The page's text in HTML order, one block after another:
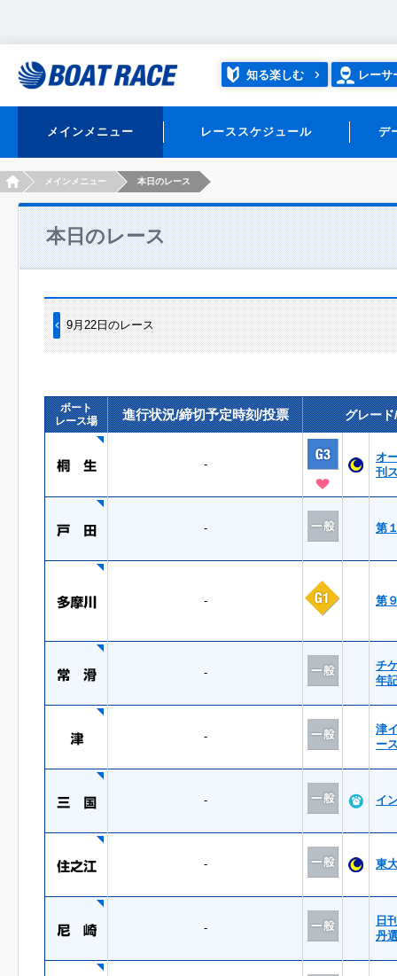
知る楽しむ レーサ
メインメニュー レーススケジュール デ
HOMEメインメニュー 本日のレース
本日のレース
9月22日のレース
ボート
レース場
進行状況/締切予定時刻/投票 グレー
-
オ
刊
- 第
- 第
-
チ
年
-
津
ー
- イ
- 東
-
日
丹